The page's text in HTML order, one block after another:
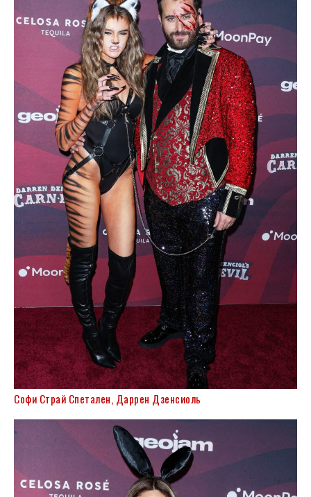
Софи Страй Спетален, Даррен Дзенсиоль